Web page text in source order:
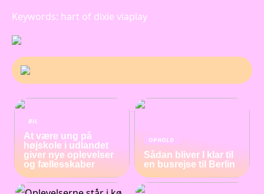
Keywords: hart of dixie viaplay
BIL
At være ung på
højskole i udlandet
giver nye oplevelser
og fællesskaber
OPHOLD
Sådan bliver I klar til
en busrejse til Berlin